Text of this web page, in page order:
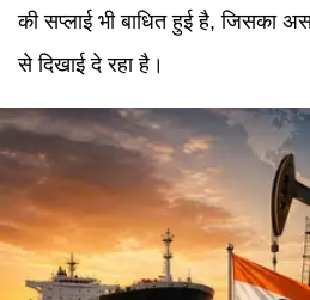
की सप्लाई भी बाधित हुई है, जिसका
से दिखाई दे रहा है।